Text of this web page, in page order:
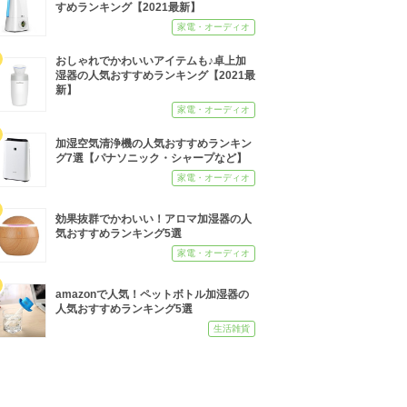
すめランキング【2021最新】
家電・オーディオ
おしゃれでかわいいアイテムも♪卓上加
湿器の人気おすすめランキング【2021最
新】
家電・オーディオ
加湿空気清浄機の人気おすすめランキン
グ7選【パナソニック・シャープなど】
家電・オーディオ
効果抜群でかわいい！アロマ加湿器の人
気おすすめランキング5選
家電・オーディオ
amazonで人気！ペットボトル加湿器の
人気おすすめランキング5選
生活雑貨